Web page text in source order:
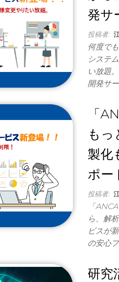
発サ
投稿者:
何度で
システ
い放題
開発サ
「
もっ
製化
ポー
投稿者:
「
ら、解
ビスが
の安心
研究